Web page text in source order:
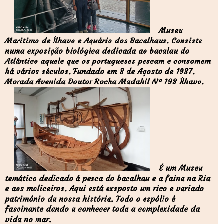
Museu
Maritimo de Ílhavo e Aquário dos Bacalhaus. Consiste
numa exposição biológica dedicada ao bacalau do
Atlântico aquele que os portugueses pescam e consomem
há vários séculos. Fundado em 8 de Agosto de 1937.
Morada Avenida Doutor Rocha Madahil Nº 193 Ílhavo.
É um Museu
temático dedicado á pesca do bacalhau e a faina na Ria
e aos moliceiros. Aqui está exsposto um rico e variado
património da nossa história. Todo o espólio é
fascinante dando a conhecer toda a complexidade da
vida no mar.